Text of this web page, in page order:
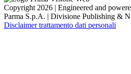
Copyright 2026 | Engineered and
Parma S.p.A. | Divisione Publishing &
Disclaimer trattamento dati personali